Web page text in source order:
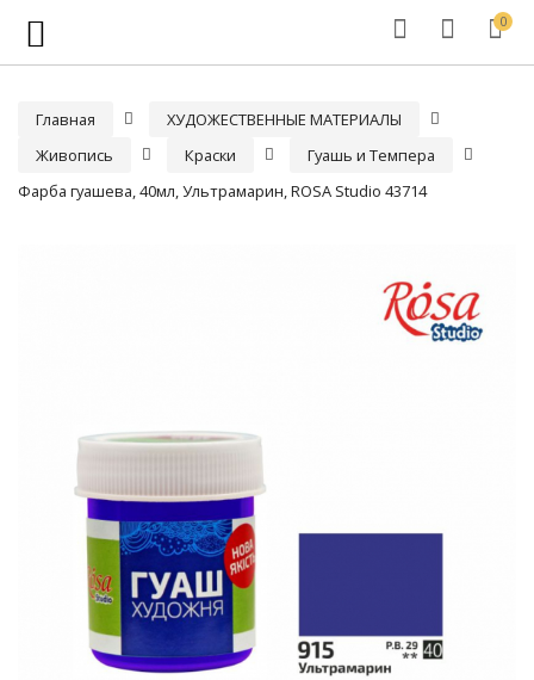
0
Главная
ХУДОЖЕСТВЕННЫЕ МАТЕРИАЛЫ
Живопись
Краски
Гуашь и Темпера
Фарба гуашева, 40мл, Ультрамарин, ROSA Studio 43714